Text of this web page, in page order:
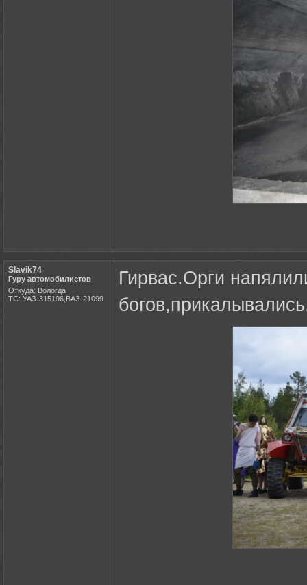
Slavik74
Гуру автомобилистов
Откуда: Вологда
ТС: УАЗ-315196,ВАЗ-21099
Гирвас.Орги